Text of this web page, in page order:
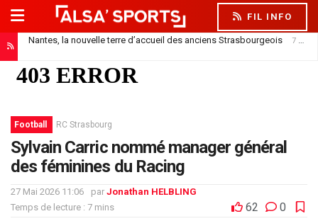
FIL INFO
Nantes, la nouvelle terre d’accueil des anciens Strasbourgeois 7 août 2026
Football RC Strasbourg
Sylvain Carric nommé manager général
des féminines du Racing
27 Mai 2026 11:06 par Jonathan HELBLING
Temps de lecture : 7 mins
62 0